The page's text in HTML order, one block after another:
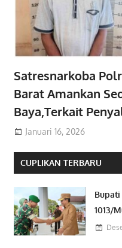
Satresnarkoba
Barat Amankan
Baya,Terkait
Januari 16, 2026
CUPLIKAN TERBARU
1013/